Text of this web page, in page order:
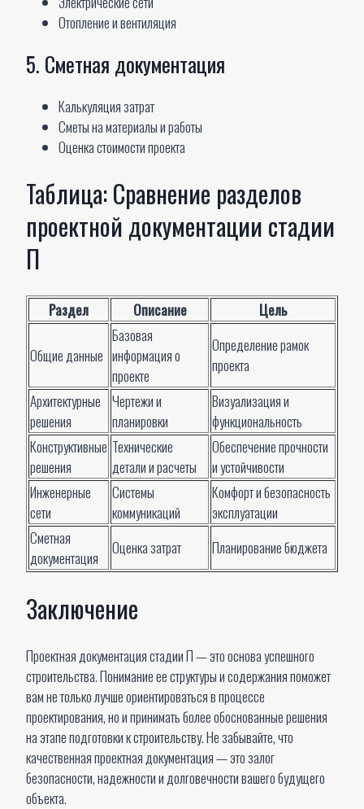
Отопление и вентиляция
5. Сметная документация
Калькуляция затрат
Сметы на материалы и работы
Оценка стоимости проекта
Таблица: Сравнение разделов
проектной документации стадии
П
Раздел Описание Цель
Общие данные
Базовая
информация о
проекте
Определение рамок
проекта
Архитектурные
решения
Чертежи и
планировки
Визуализация и
функциональность
Конструктивные
решения
Технические
детали и расчеты
Обеспечение прочности
и устойчивости
Инженерные
сети
Системы
коммуникаций
Комфорт и безопасность
эксплуатации
Сметная
документация
Оценка затрат Планирование бюджета
Заключение
Проектная документация стадии П — это основа успешного
строительства. Понимание ее структуры и содержания поможет
вам не только лучше ориентироваться в процессе
проектирования, но и принимать более обоснованные решения
на этапе подготовки к строительству. Не забывайте, что
качественная проектная документация — это залог
безопасности, надежности и долговечности вашего будущего
объекта.